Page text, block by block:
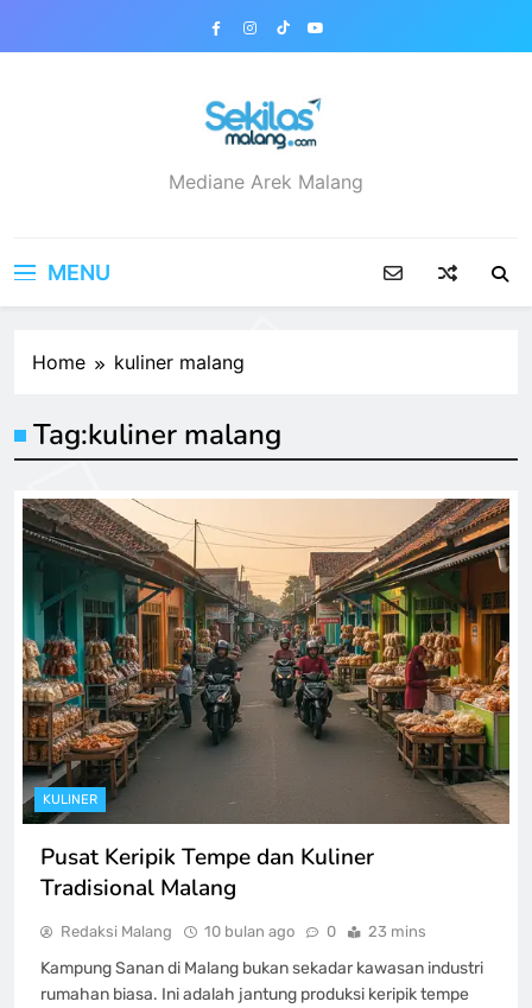
sekilasmalang.com
Mediane Arek Malang
MENU
Home kuliner malang
Tag:kuliner malang
KULINER
Pusat Keripik Tempe dan Kuliner
Tradisional Malang
Redaksi Malang 10 bulan ago 0 23 mins
Kampung Sanan di Malang bukan sekadar kawasan industri
rumahan biasa. Ini adalah jantung produksi keripik tempe